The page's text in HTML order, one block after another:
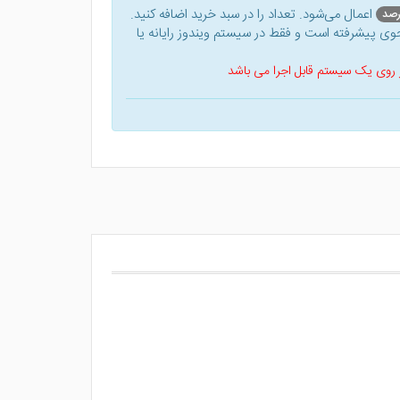
اعمال می‌شود. تعداد را در سبد خرید اضافه کنید.
پیشرفته است و فقط در سیستم ویندوز رایانه یا
روی یک سیستم قابل اجرا می باشد